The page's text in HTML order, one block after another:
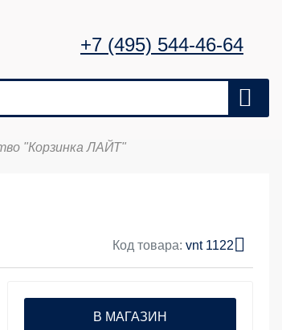
+7 (495) 544-46-64
"Корзинка ЛАЙТ"
Код товара: vnt 1122
В МАГАЗИН